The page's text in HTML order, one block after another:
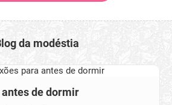
da modéstia
de dormir